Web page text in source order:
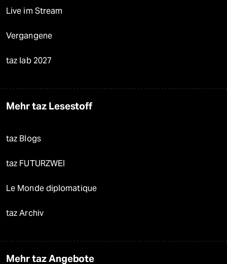
Live im Stream
Vergangene
taz lab 2027
Mehr taz Lesestoff
taz Blogs
taz FUTURZWEI
Le Monde diplomatique
taz Archiv
Mehr taz Angebote